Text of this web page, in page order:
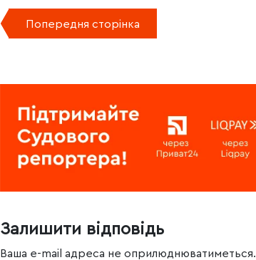
Попередня сторінка
Залишити відповідь
Ваша e-mail адреса не оприлюднюватиметься.